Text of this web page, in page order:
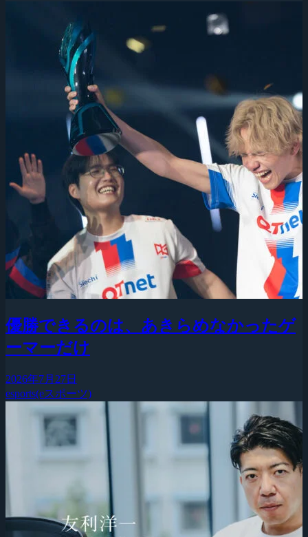
優勝できるのは、あきらめなかったゲ
ーマーだけ
2026年7月27日
esports(eスポーツ)